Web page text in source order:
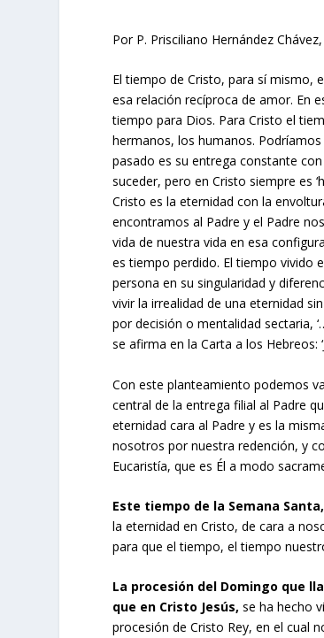
Por P. Prisciliano Hernández Chávez,
El tiempo de Cristo, para sí mismo,
esa relación recíproca de amor. En
tiempo para Dios. Para Cristo el
hermanos, los humanos. Podríamos
pasado es su entrega constante con
suceder, pero en Cristo siempre es
Cristo es la eternidad con la
encontramos al Padre y el Padre
vida de nuestra vida en esa
es tiempo perdido. El tiempo vivido
persona en su singularidad y
vivir la irrealidad de una eternidad
por decisión o mentalidad sectaria,
se afirma en la Carta a los Hebreos:
Con este planteamiento podemos
central de la entrega filial al Padre
eternidad cara al Padre y es la
nosotros por nuestra redención, y
Eucaristía, que es Él a modo
Este tiempo de la Semana
la eternidad en Cristo, de cara a
para que el tiempo, el tiempo
La procesión del Domingo que
que en Cristo Jesús, se ha hecho
procesión de Cristo Rey, en el cual